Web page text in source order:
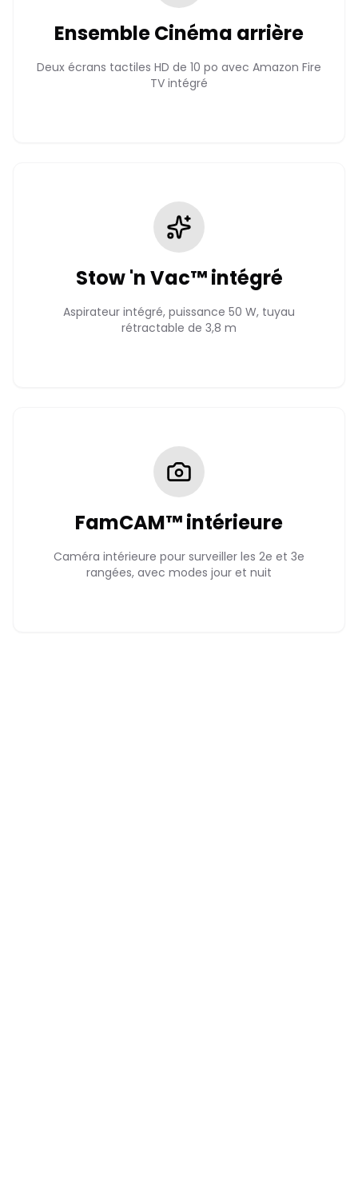
Ensemble Cinéma arrière
Deux écrans tactiles HD de 10 po avec Amazon Fire
TV intégré
Stow 'n Vac™ intégré
Aspirateur intégré, puissance 50 W, tuyau
rétractable de 3,8 m
FamCAM™ intérieure
Caméra intérieure pour surveiller les 2e et 3e
rangées, avec modes jour et nuit